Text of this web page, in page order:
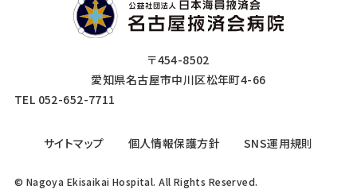
〒454-8502
愛知県名古屋市中川区松年町4-66
TEL 052-652-7711
サイトマップ 個人情報保護方針 SNS運用規則
© Nagoya Ekisaikai Hospital. All Rights Reserved.